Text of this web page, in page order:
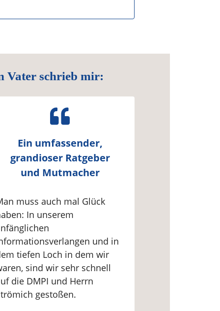
Vater schrieb mir:
Ein umfassender,
grandioser Ratgeber
und Mutmacher
muss auch mal Glück
In unserem
und in
tiefen Loch in dem wir
sind wir sehr schnell
die DMPI und Herrn
gestoßen.